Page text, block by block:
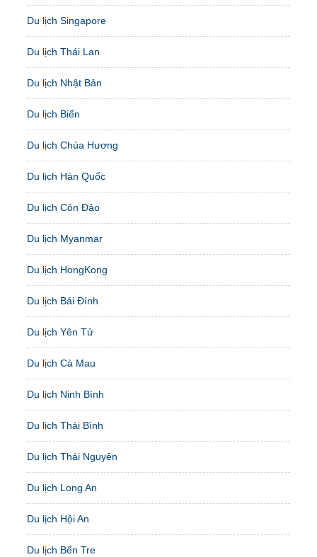
Du lịch Singapore
Du lịch Thái Lan
Du lịch Nhật Bản
Du lịch Biển
Du lịch Chùa Hương
Du lịch Hàn Quốc
Du lịch Côn Đảo
Du lịch Myanmar
Du lịch HongKong
Du lịch Bái Đính
Du lịch Yên Tử
Du lịch Cà Mau
Du lịch Ninh Bình
Du lịch Thái Bình
Du lịch Thái Nguyên
Du lịch Long An
Du lịch Hội An
Du lịch Bến Tre